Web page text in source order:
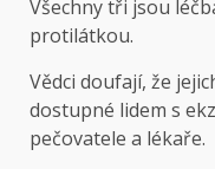
Všechny tři jsou
protilátkou.
Vědci doufají, že
dostupné lidem s
pečovatele a lékaře.